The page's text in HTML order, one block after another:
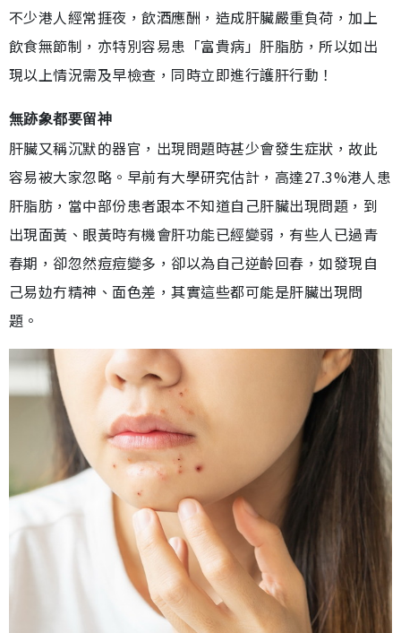
不少港人經常捱夜，飲酒應酬，造成肝臟嚴重負荷，加上
飲食無節制，亦特別容易患「富貴病」肝脂肪，所以如出
現以上情況需及早檢查，同時立即進行護肝行動！
無跡象都要留神
肝臟又稱沉默的器官，出現問題時甚少會發生症狀，故此
容易被大家忽略。早前有大學研究估計，高達27.3%港人患
肝脂肪，當中部份患者跟本不知道自己肝臟出現問題，到
出現面黃、眼黃時有機會肝功能已經變弱，有些人已過青
春期，卻忽然痘痘變多，卻以為自己逆齡回春，如發現自
己易攰冇精神、面色差，其實這些都可能是肝臟出現問
題。